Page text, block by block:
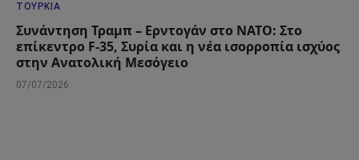
ΤΟΥΡΚΊΑ
Συνάντηση Τραμπ – Ερντογάν στο ΝΑΤΟ: Στο
επίκεντρο F-35, Συρία και η νέα ισορροπία ισχύος
στην Ανατολική Μεσόγειο
07/07/2026